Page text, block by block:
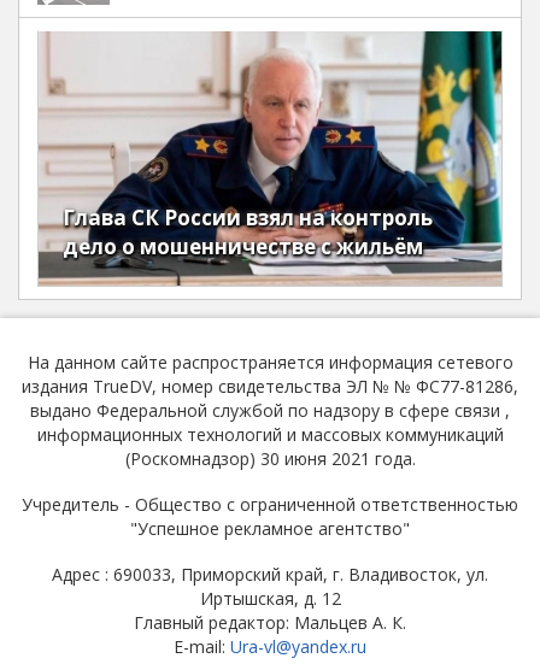
Глава СК России взял на контроль
дело о мошенничестве с жильём
На данном сайте распространяется информация сетевого
издания TrueDV, номер свидетельства ЭЛ № № ФС77-81286,
выдано Федеральной службой по надзору в сфере связи ,
информационных технологий и массовых коммуникаций
(Роскомнадзор) 30 июня 2021 года.
Учредитель - Общество с ограниченной ответственностью
"Успешное рекламное агентство"
Адрес : 690033, Приморский край, г. Владивосток, ул.
Иртышская, д. 12
Главный редактор: Мальцев А. К.
E-mail: Ura-vl@yandex.ru